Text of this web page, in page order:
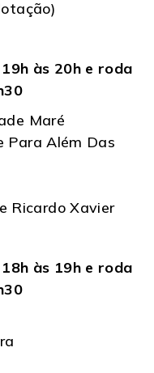
às 20h e roda
Maré
Para Além Das
Ricardo Xavier
às 19h e roda